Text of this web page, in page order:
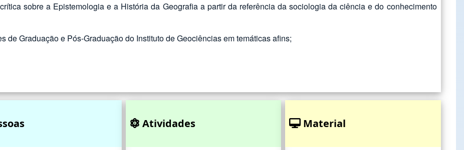
sobre a Epistemologia e a História da Geografia a partir da referência da sociologia da ciência e do conhecimento
de Graduação e Pós-Graduação do Instituto de Geociências em temáticas afins;
Atividades Material